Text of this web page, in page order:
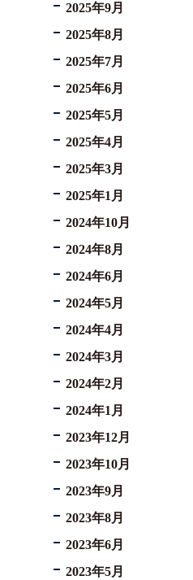
2025年9月
2025年8月
2025年7月
2025年6月
2025年5月
2025年4月
2025年3月
2025年1月
2024年10月
2024年8月
2024年6月
2024年5月
2024年4月
2024年3月
2024年2月
2024年1月
2023年12月
2023年10月
2023年9月
2023年8月
2023年6月
2023年5月